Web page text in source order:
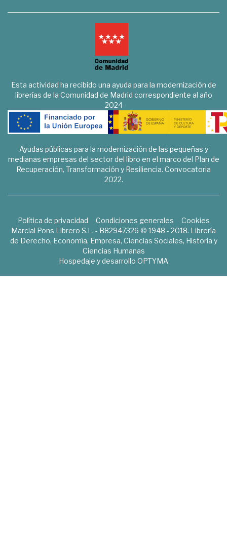
Esta actividad ha recibido una ayuda para la modernización de
librerías de la Comunidad de Madrid correspondiente al año
2024
Ayudas públicas para la modernización de las pequeñas y
medianas empresas del sector del libro en el marco del Plan de
Recuperación, Transformación y Resiliencia. Convocatoria
2022.
Política de privacidad Condiciones generales
Cookies
Marcial Pons Librero S.L. - B82947326 © 1948 - 2018. Librería
de Derecho, Economía, Empresa, Ciencias Sociales, Historia y
Ciencias Humanas
Hospedaje y desarrollo OPTYMA